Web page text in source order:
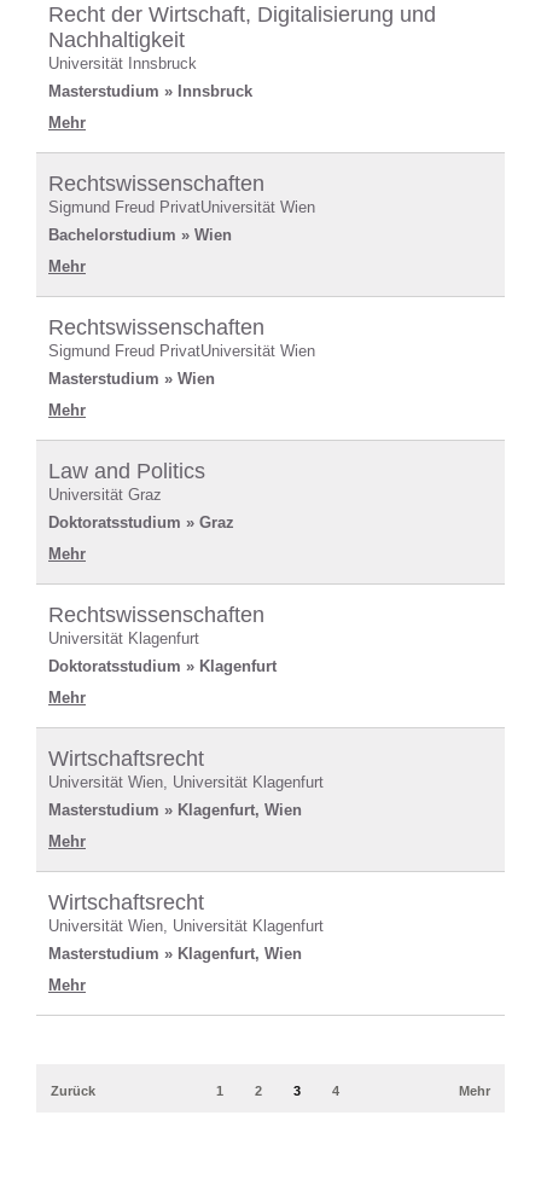
Recht der Wirtschaft, Digitalisierung und
Nachhaltigkeit
Universität Innsbruck
Masterstudium » Innsbruck
Mehr
Rechtswissenschaften
Sigmund Freud PrivatUniversität Wien
Bachelorstudium » Wien
Mehr
Rechtswissenschaften
Sigmund Freud PrivatUniversität Wien
Masterstudium » Wien
Mehr
Law and Politics
Universität Graz
Doktoratsstudium » Graz
Mehr
Rechtswissenschaften
Universität Klagenfurt
Doktoratsstudium » Klagenfurt
Mehr
Wirtschaftsrecht
Universität Wien, Universität Klagenfurt
Masterstudium » Klagenfurt, Wien
Mehr
Wirtschaftsrecht
Universität Wien, Universität Klagenfurt
Masterstudium » Klagenfurt, Wien
Mehr
Zurück 1 2 3 4 Mehr